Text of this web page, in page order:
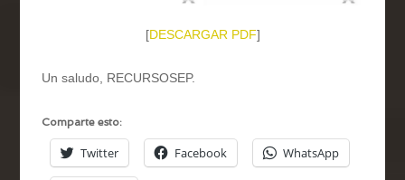
[DESCARGAR PDF]
Un saludo, RECURSOSEP.
Comparte esto:
Twitter Facebook WhatsApp